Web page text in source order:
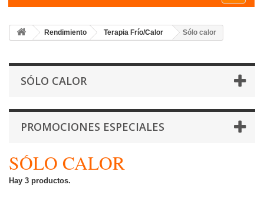
Rendimiento Terapia Frío/Calor Sólo calor
SÓLO CALOR
PROMOCIONES ESPECIALES
SÓLO CALOR
Hay 3 productos.